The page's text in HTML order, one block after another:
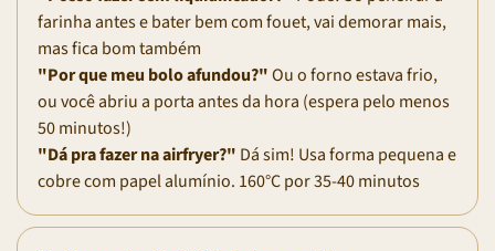
farinha antes e bater bem com fouet, vai demorar mais,
mas fica bom também
"Por que meu bolo afundou?"Ou o forno estava frio,
ou você abriu a porta antes da hora (espera pelo menos
50 minutos!)
"Dá pra fazer na airfryer?" Dá sim! Usa forma pequena e
cobre com papel alumínio. 160°C por 35-40 minutos